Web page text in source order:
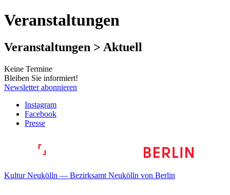
Veranstaltungen
Veranstaltungen > Aktuell
Keine Termine
Bleiben Sie informiert!
Newsletter abonnieren
Instagram
Facebook
Presse
Kultur Neukölln — Bezirksamt Neukölln von Berlin